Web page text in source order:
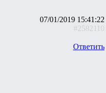
07/01/2019 15:41:22
#2582110
Ответить